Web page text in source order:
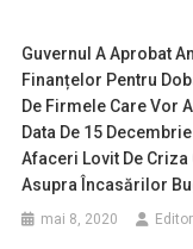
Guvernul A Aprobat
Finanțelor Pentru
De Firmele Care Vor
Data De 15
Afaceri Lovit De Criza
Asupra Încasărilor
mai 8, 2020 Editor